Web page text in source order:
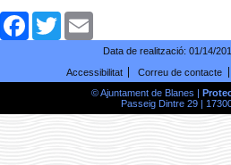
ComparteixFacebookTwitter
Data de realització: 01/14/
Accessibilitat
Correu de contacte
© Ajuntament de Blanes |
Passeig Dintre 29 |